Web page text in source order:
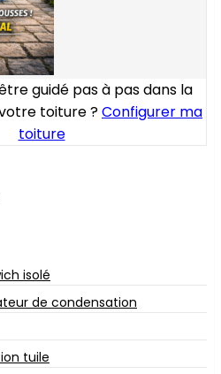
guidé pas à pas dans la
toiture ?Configurer ma
toiture
isolé
de condensation
tuile